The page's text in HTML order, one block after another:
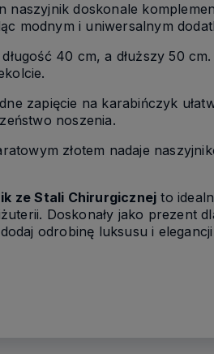
naszyjnik doskonale
modnym i uniwersalnym
40 cm, a dłuższy 50
zapięcie na karabińczyk
noszenia.
złotem nadaje
ze Stali Chirurgicznej to
Doskonały jako prezent
odrobinę luksusu i